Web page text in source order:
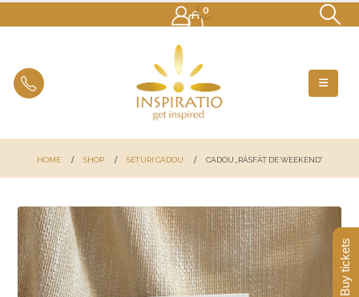
0
HOME SHOP SETURI CADOU CADOU „RĂSFĂȚ DE WEEKEND”
Buy tickets